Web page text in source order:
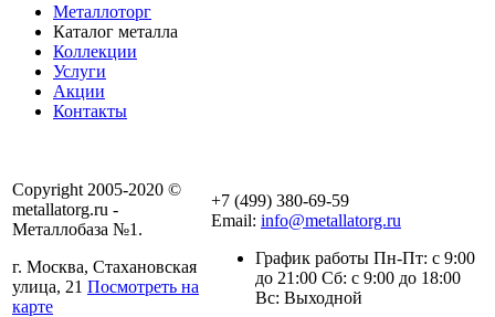
Металлоторг
Каталог металла
Коллекции
Услуги
Акции
Контакты
Copyright 2005-2020 ©
metallatorg.ru -
Металлобаза №1.
г. Москва, Стахановская
улица, 21 Посмотреть на
карте
+7 (499) 380-69-59
Email: info@metallatorg.ru
График работы Пн-Пт: с 9:00
до 21:00 Сб: с 9:00 до 18:00
Вс: Выходной